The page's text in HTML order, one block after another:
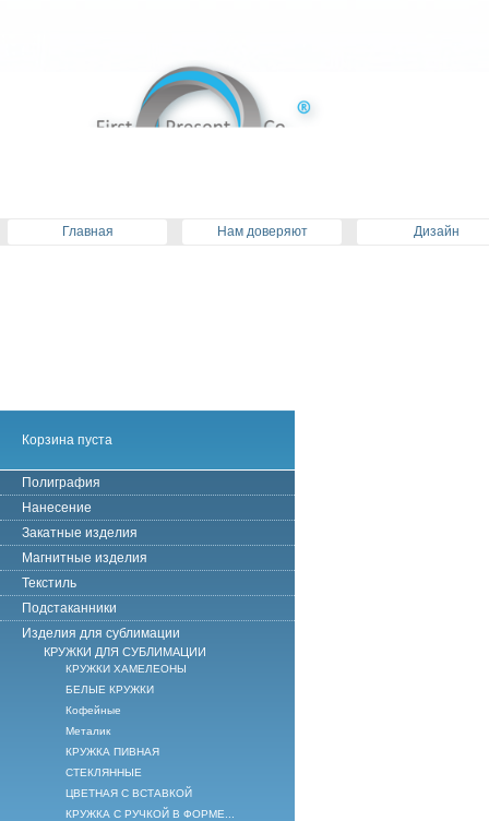
Главная Нам доверяют Дизайн
Корзина пуста
Полиграфия
Нанесение
Закатные изделия
Магнитные изделия
Текстиль
Подстаканники
Изделия для сублимации
КРУЖКИ ДЛЯ СУБЛИМАЦИИ
КРУЖКИ ХАМЕЛЕОНЫ
БЕЛЫЕ КРУЖКИ
Кофейные
Металик
КРУЖКА ПИВНАЯ
СТЕКЛЯННЫЕ
ЦВЕТНАЯ С ВСТАВКОЙ
КРУЖКА С РУЧКОЙ В ФОРМЕ...